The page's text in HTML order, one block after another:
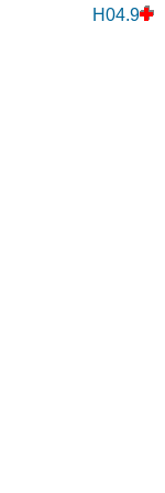
H04.9